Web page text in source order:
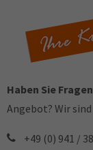
Haben Sie Fragen
Angebot? Wir sind
+49 (0) 941 /